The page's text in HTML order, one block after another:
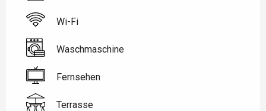
Wi-Fi
Waschmaschine
Fernsehen
Terrasse